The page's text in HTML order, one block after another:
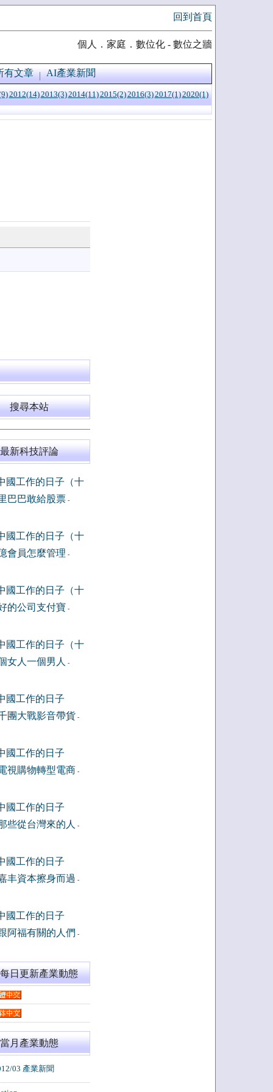
回到首頁
個人．家庭．數位化 - 數位之牆
有文章 AI產業新聞
2012(14)2013(3)2014(11)2015(2)2016(3)2017(1)2020(1)
搜尋本站
最新科技評論
國工作的日子（十
巴巴敢給股票-
國工作的日子（十
會員怎麼管理 -
國工作的日子（十
的公司支付寶 -
國工作的日子（十
女人一個男人
-
國工作的日子
團大戰影音帶貨 -
國工作的日子
視購物轉型電商 -
國工作的日子
些從台灣來的人
-
國工作的日子
丰資本擦身而過 -
國工作的日子
阿福有關的人們 -
日更新產業動態
當月產業動態
03 產業新聞